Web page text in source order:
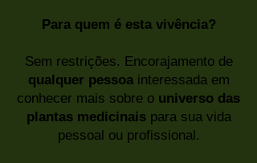
Para quem é esta vivência?
Sem restrições. Encorajamento de
qualquer pessoainteressada em
conhecer mais sobre o universo das
plantas medicinaispara sua vida
pessoal ou profissional.